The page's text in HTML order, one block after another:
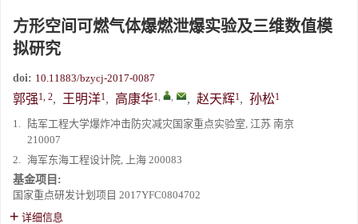
方形空间可燃气体爆燃泄爆实验及三维数值模
拟研究
doi: 10.11883/bzycj-2017-0087
郭强1, 2, 王明洋1, 高康华1, , , 赵天辉1, 孙松1
1.
陆军工程大学爆炸冲击防灾减灾国家重点实验室, 江苏 南京
210007
2. 海军东海工程设计院, 上海 200083
基金项目:
国家重点研发计划项目 2017YFC0804702
详细信息